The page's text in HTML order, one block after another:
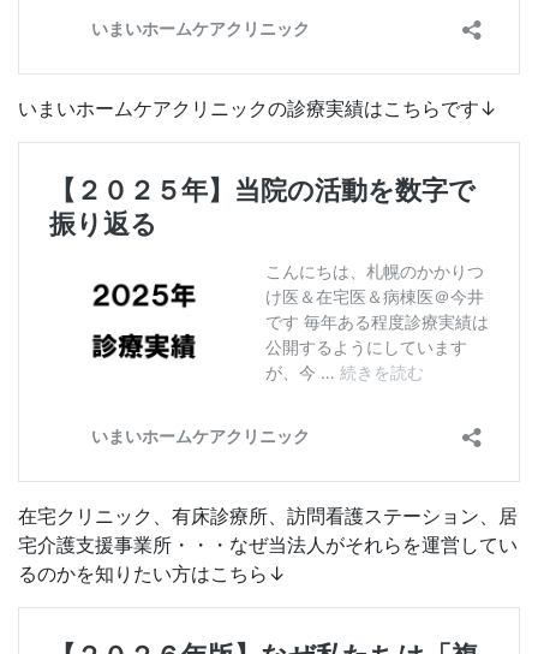
いまいホームケアクリニックの診療実績はこちらです↓
在宅クリニック、有床診療所、訪問看護ステーション、居
宅介護支援事業所・・・なぜ当法人がそれらを運営してい
るのかを知りたい方はこちら↓